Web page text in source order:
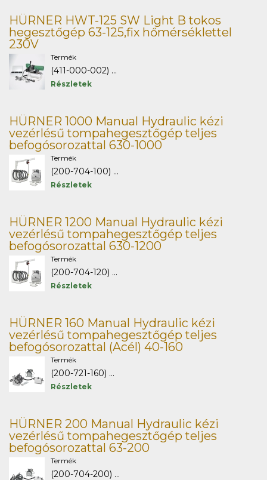
HÜRNER HWT-125 SW Light B tokos
hegesztőgép 63-125,fix hőmérséklettel
230V
Termék
(411-000-002) ...
Részletek
HÜRNER 1000 Manual Hydraulic kézi
vezérlésű tompahegesztőgép teljes
befogósorozattal 630-1000
Termék
(200-704-100) ...
Részletek
HÜRNER 1200 Manual Hydraulic kézi
vezérlésű tompahegesztőgép teljes
befogósorozattal 630-1200
Termék
(200-704-120) ...
Részletek
HÜRNER 160 Manual Hydraulic kézi
vezérlésű tompahegesztőgép teljes
befogósorozattal (Acél) 40-160
Termék
(200-721-160) ...
Részletek
HÜRNER 200 Manual Hydraulic kézi
vezérlésű tompahegesztőgép teljes
befogósorozattal 63-200
Termék
(200-704-200) ...